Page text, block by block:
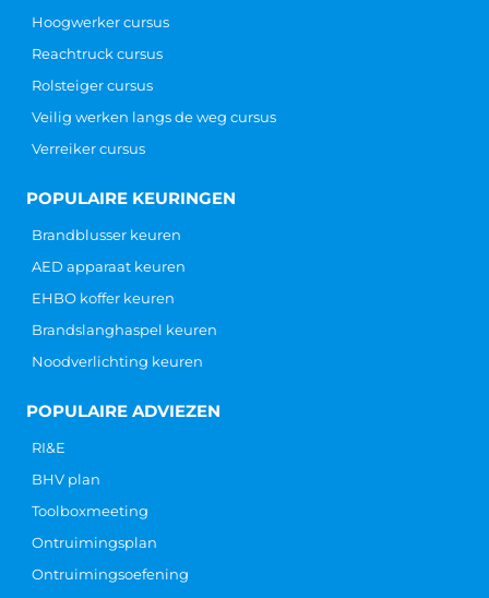
Hoogwerker cursus
Reachtruck cursus
Rolsteiger cursus
Veilig werken langs de weg cursus
Verreiker cursus
POPULAIRE KEURINGEN
Brandblusser keuren
AED apparaat keuren
EHBO koffer keuren
Brandslanghaspel keuren
Noodverlichting keuren
POPULAIRE ADVIEZEN
RI&E
BHV plan
Toolboxmeeting
Ontruimingsplan
Ontruimingsoefening